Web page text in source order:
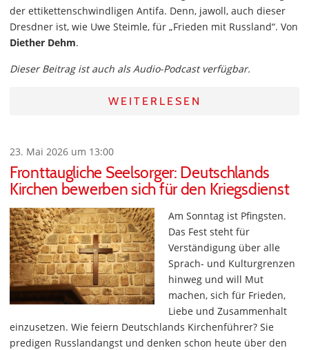
der ettikettenschwindligen Antifa. Denn, jawoll, auch dieser
Dresdner ist, wie Uwe Steimle, für „Frieden mit Russland“. Von
Diether Dehm.
Dieser Beitrag ist auch als Audio-Podcast verfügbar.
WEITERLESEN
23. Mai 2026 um 13:00
Fronttaugliche Seelsorger: Deutschlands
Kirchen bewerben sich für den Kriegsdienst
Am Sonntag ist Pfingsten.
Das Fest steht für
Verständigung über alle
Sprach- und Kulturgrenzen
hinweg und will Mut
machen, sich für Frieden,
Liebe und Zusammenhalt
einzusetzen. Wie feiern Deutschlands Kirchenführer? Sie
predigen Russlandangst und denken schon heute über den